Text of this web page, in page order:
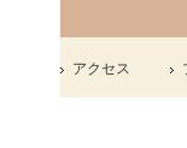
アクセス